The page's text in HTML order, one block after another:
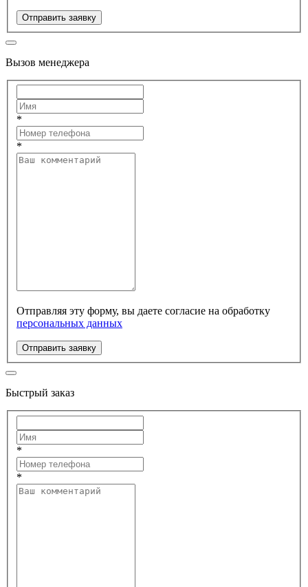
Отправить заявку
Вызов менеджера
*
*
Отправляя эту форму, вы даете согласие на обработку
персональных данных
Отправить заявку
Быстрый заказ
*
*